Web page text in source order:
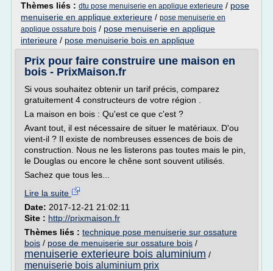
Thèmes liés : dtu pose menuiserie en applique exterieure / pose
menuiserie en applique exterieure / pose menuiserie en
applique ossature bois / pose menuiserie en applique
interieure / pose menuiserie bois en applique
Prix pour faire construire une maison en
bois - PrixMaison.fr
Si vous souhaitez obtenir un tarif précis, comparez
gratuitement 4 constructeurs de votre région .
La maison en bois : Qu'est ce que c'est ?
Avant tout, il est nécessaire de situer le matériaux. D'ou
vient-il ? Il existe de nombreuses essences de bois de
construction. Nous ne les listerons pas toutes mais le pin,
le Douglas ou encore le chêne sont souvent utilisés.
Sachez que tous les...
Lire la suite
Date: 2017-12-21 21:02:11
Site : http://prixmaison.fr
Thèmes liés : technique pose menuiserie sur ossature
bois / pose de menuiserie sur ossature bois /
menuiserie exterieure bois aluminium /
menuiserie bois aluminium prix